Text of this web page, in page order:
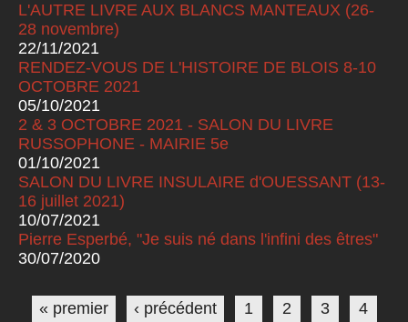
L'AUTRE LIVRE AUX BLANCS MANTEAUX (26-
28 novembre)
22/11/2021
RENDEZ-VOUS DE L'HISTOIRE DE BLOIS 8-10
OCTOBRE 2021
05/10/2021
2 & 3 OCTOBRE 2021 - SALON DU LIVRE
RUSSOPHONE - MAIRIE 5e
01/10/2021
SALON DU LIVRE INSULAIRE d'OUESSANT (13-
16 juillet 2021)
10/07/2021
Pierre Esperbé, "Je suis né dans l'infini des êtres"
30/07/2020
Pages
« premier ‹ précédent 1 2 3 4